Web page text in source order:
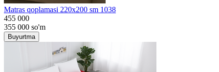
Matras qoplamasi 220x200 sm 1038
455 000
355 000 so'm
Buyurtma